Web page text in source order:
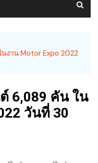
งาน Motor Expo 2022
6,089 คัน ใน
วันที่ 30